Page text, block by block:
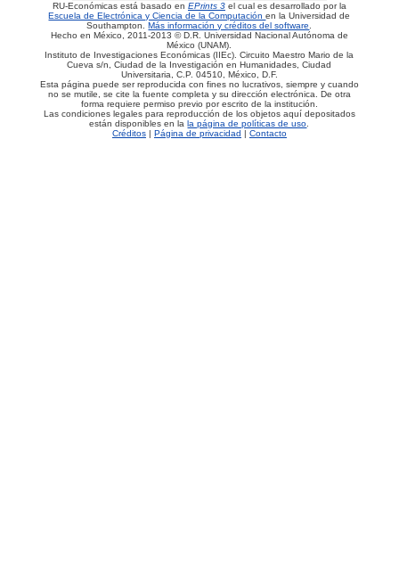
RU-Económicas está basado en EPrints 3 el cual es desarrollado por la
Escuela de Electrónica y Ciencia de la Computaciónen la Universidad de
Southampton.Más información y créditos del software.
Hecho en México, 2011-2013 © D.R. Universidad Nacional Autónoma de
México (UNAM).
Instituto de Investigaciones Económicas (IIEc). Circuito Maestro Mario de la
Cueva s/n, Ciudad de la Investigación en Humanidades, Ciudad
Universitaria, C.P. 04510, México, D.F.
Esta página puede ser reproducida con fines no lucrativos, siempre y cuando
no se mutile, se cite la fuente completa y su dirección electrónica. De otra
forma requiere permiso previo por escrito de la institución.
Las condiciones legales para reproducción de los objetos aquí depositados
están disponibles en lala página de políticas de uso.
Créditos| Página de privacidad | Contacto